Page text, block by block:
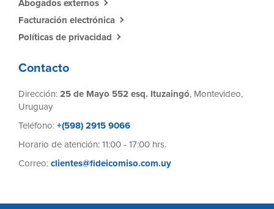
Abogados externos
Facturación electrónica
Políticas de privacidad
Contacto
Dirección: 25 de Mayo 552 esq. Ituzaingó, Montevideo,
Uruguay
Teléfono: +(598) 2915 9066
Horario de atención: 11:00 - 17:00 hrs.
Correo: clientes@fideicomiso.com.uy